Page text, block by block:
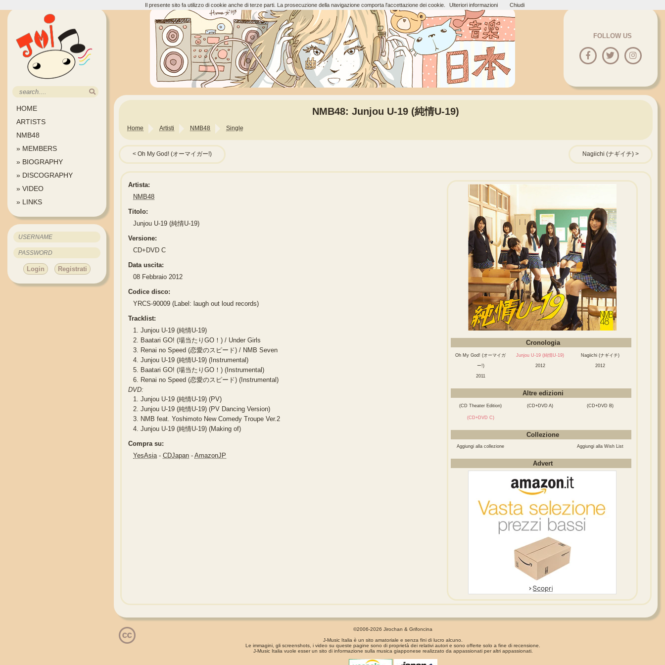
HOME
ARTISTS
NMB48
» MEMBERS
» BIOGRAPHY
» DISCOGRAPHY
» VIDEO
» LINKS
Login Registrati
FOLLOW US
NMB48: Junjou U-19 (純情U-19)
Home Artisti NMB48 Single
Oh My God! (オーマイガー!) Nagiichi (ナギイチ)
Cronologia
Oh My God! (オーマイガ
ー!)
2011
Junjou U-19 (純情U-19)
2012
Nagiichi (ナギイチ)
2012
Altre edizioni
(CD Theater Edition) (CD+DVD A) (CD+DVD B)
(CD+DVD C)
Collezione
Aggiungi alla collezione Aggiungi alla Wish List
Advert
Artista:
NMB48
Titolo:
Junjou U-19 (純情U-19)
Versione:
CD+DVD C
Data uscita:
08 Febbraio 2012
Codice disco:
YRCS-90009 (Label: laugh out loud records)
Tracklist:
1. Junjou U-19 (純情U-19)
2. Baatari GO! (場当たりGO！) / Under Girls
3. Renai no Speed (恋愛のスピード) / NMB Seven
4. Junjou U-19 (純情U-19) (Instrumental)
5. Baatari GO! (場当たりGO！) (Instrumental)
6. Renai no Speed (恋愛のスピード) (Instrumental)
DVD:
1. Junjou U-19 (純情U-19) (PV)
2. Junjou U-19 (純情U-19) (PV Dancing Version)
3. NMB feat. Yoshimoto New Comedy Troupe Ver.2
4. Junjou U-19 (純情U-19) (Making of)
Compra su:
YesAsia-CDJapan -AmazonJP
©2006-2026 Jirochan & Grifoncina
J-Music Italia è un sito amatoriale e senza fini di lucro alcuno.
Le immagini, gli screenshots, i video su queste pagine sono di proprietà dei relativi autori e sono offerte solo a fine di recensione.
J-Music Italia vuole esser un sito di informazione sulla musica giapponese realizzato da appassionati per altri appassionati.
Il presente sito fa utilizzo di cookie anche di terze parti. La prosecuzione della navigazione comporta l'accettazione dei cookie. Ulteriori informazioni Chiudi